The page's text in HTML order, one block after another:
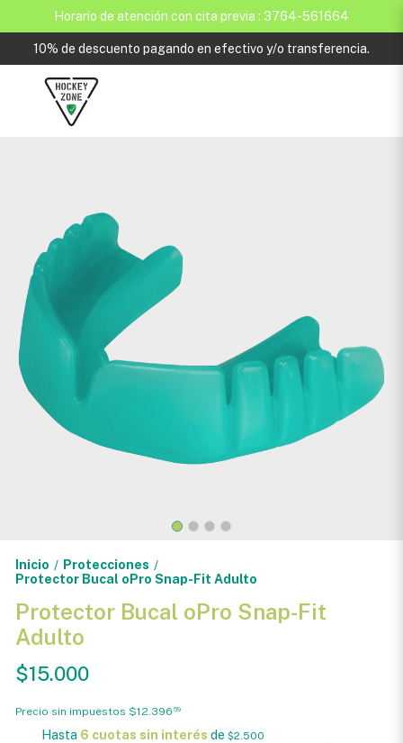
Horario de atención con cita previa : 3764-561664
10% de descuento pagando en efectivo y/o transferencia.
Inicio / Protecciones /
Protector Bucal oPro Snap-Fit Adulto
Protector Bucal oPro Snap-Fit
Adulto
$15.000
Precio sin impuestos $12.396 69
Hasta 6 cuotas sin interés de $2.500